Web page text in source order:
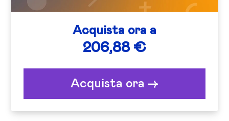
Acquista ora a
206,88 €
Acquista ora ->